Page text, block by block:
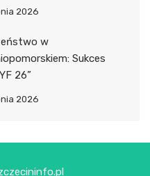
2026
w
Sukces
26”
2026